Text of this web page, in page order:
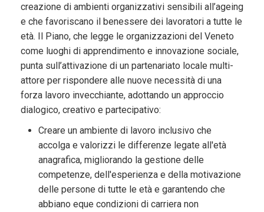
creazione di ambienti organizzativi sensibili all’ageing
e che favoriscano il benessere dei lavoratori a tutte le
età. Il Piano, che legge le organizzazioni del Veneto
come luoghi di apprendimento e innovazione sociale,
punta sull’attivazione di un partenariato locale multi-
attore per rispondere alle nuove necessità di una
forza lavoro invecchiante, adottando un approccio
dialogico, creativo e partecipativo:
Creare un ambiente di lavoro inclusivo che
accolga e valorizzi le differenze legate all'età
anagrafica, migliorando la gestione delle
competenze, dell'esperienza e della motivazione
delle persone di tutte le età e garantendo che
abbiano eque condizioni di carriera non